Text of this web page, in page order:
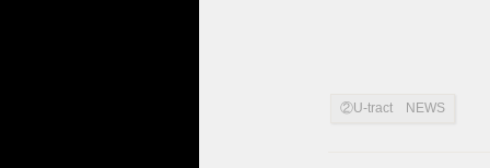
②U-tract NEWS